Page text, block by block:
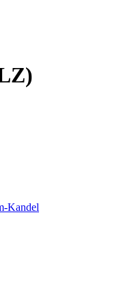
Kandel